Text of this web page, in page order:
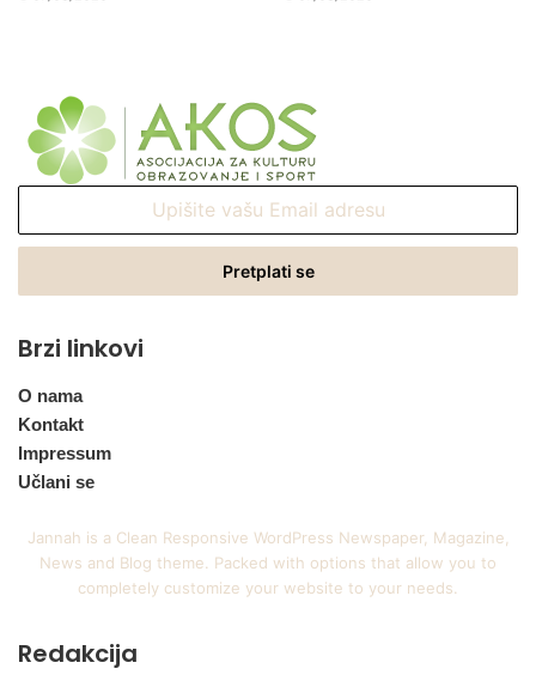
Email
Brzi linkovi
O nama
Kontakt
Impressum
Učlani se
Jannah is a Clean Responsive WordPress Newspaper, Magazine,
News and Blog theme. Packed with options that allow you to
completely customize your website to your needs.
Redakcija